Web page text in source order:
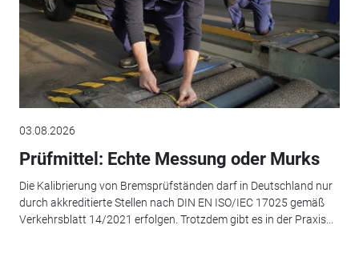
03.08.2026
Prüfmittel: Echte Messung oder Murks
Die Kalibrierung von Bremsprüfständen darf in Deutschland nur
durch akkreditierte Stellen nach DIN EN ISO/IEC 17025 gemäß
Verkehrsblatt 14/2021 erfolgen. Trotzdem gibt es in der Praxis...